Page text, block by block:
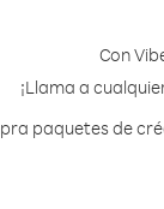
Con
¡Llama a
paquetes de